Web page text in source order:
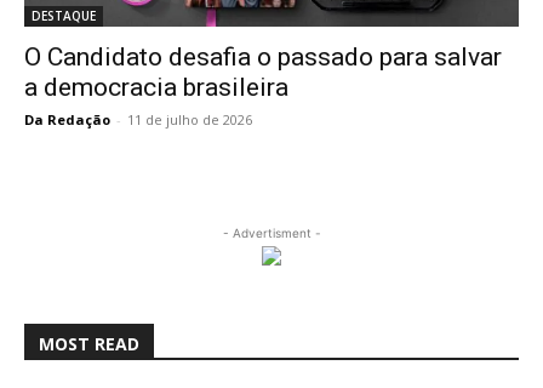
DESTAQUE
O Candidato desafia o passado para salvar
a democracia brasileira
Da Redação - 11 de julho de 2026
- Advertisment -
MOST READ